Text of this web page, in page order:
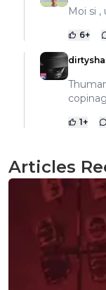
Moi si
6+
1+
Articles